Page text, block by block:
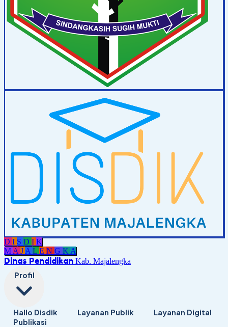
D I S D I K
M A J A L E N G K A
Dinas Pendidikan Kab. Majalengka
Profil
Hallo Disdik Layanan Publik
Layanan Digital
Publikasi